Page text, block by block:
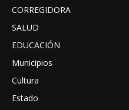
CORREGIDORA
SALUD
EDUCACIÓN
Municipios
Cultura
Estado